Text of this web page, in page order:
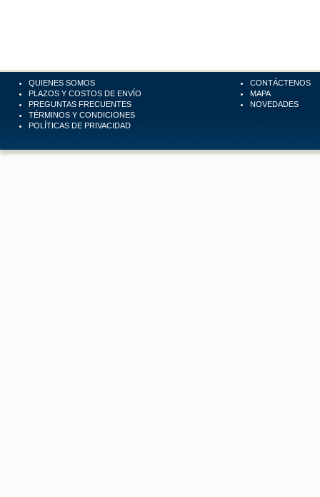
QUIENES SOMOS
PLAZOS Y COSTOS DE ENVÍO
PREGUNTAS FRECUENTES
TÉRMINOS Y CONDICIONES
POLÍTICAS DE PRIVACIDAD
CONTÁCTENOS
MAPA
NOVEDADES